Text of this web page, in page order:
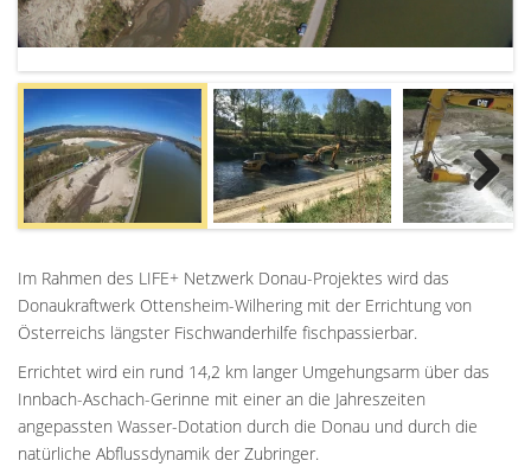
Next
Im Rahmen des LIFE+ Netzwerk Donau-Projektes wird das
Donaukraftwerk Ottensheim-Wilhering mit der Errichtung von
Österreichs längster Fischwanderhilfe fischpassierbar.
Errichtet wird ein rund 14,2 km langer Umgehungsarm über das
Innbach-Aschach-Gerinne mit einer an die Jahreszeiten
angepassten Wasser-Dotation durch die Donau und durch die
natürliche Abflussdynamik der Zubringer.